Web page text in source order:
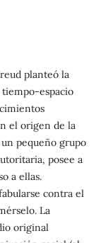
planteó la
espacio
el origen de la
pequeño grupo
posee a
a ellas.
contra el
La
original